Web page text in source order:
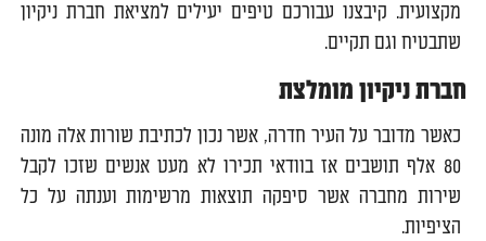
מקצועית. קיבצנו עבורכם טיפים יעילים למציאת חברת ניקיון
שתבטיח וגם תקיים.
חברת ניקיון מומלצת
כאשר מדובר על העיר חדרה, אשר נכון לכתיבת שורות אלה מונה
80 אלף תושבים אז בוודאי תכירו לא מעט אנשים שזכו לקבל
שירות מחברה אשר סיפקה תוצאות מרשימות וענתה על כל
הציפיות.